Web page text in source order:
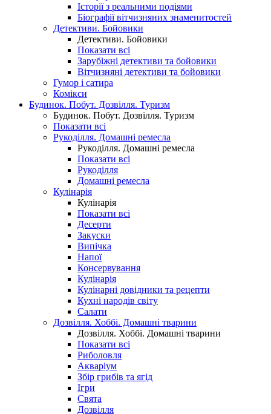
Історії з реальними подіями
Біографії вітчизняних знаменитостей
Детективи. Бойовики
Детективи. Бойовики
Показати всі
Зарубіжні детективи та бойовики
Вітчизняні детективи та бойовики
Гумор і сатира
Комікси
Будинок. Побут. Дозвілля. Туризм
Будинок. Побут. Дозвілля. Туризм
Показати всі
Рукоділля. Домашні ремесла
Рукоділля. Домашні ремесла
Показати всі
Рукоділля
Домашні ремесла
Кулінарія
Кулінарія
Показати всі
Десерти
Закуски
Випічка
Напої
Консервування
Кулінарія
Кулінарні довідники та рецепти
Кухні народів світу
Салати
Дозвілля. Хоббі. Домашні тварини
Дозвілля. Хоббі. Домашні тварини
Показати всі
Риболовля
Акваріум
Збір грибів та ягід
Ігри
Свята
Дозвілля